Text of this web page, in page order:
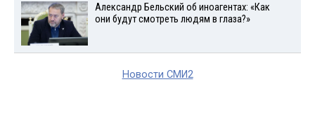
Александр Бельский об иноагентах: «Как
они будут смотреть людям в глаза?»
Новости СМИ2